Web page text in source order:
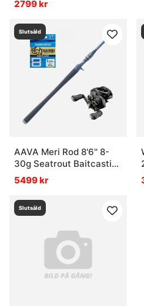
2799 kr
Slutsåld
AAVA Meri Rod 8'6'' 8-
30g Seatrout Baitcasting
Combo
5499 kr
Slutsåld